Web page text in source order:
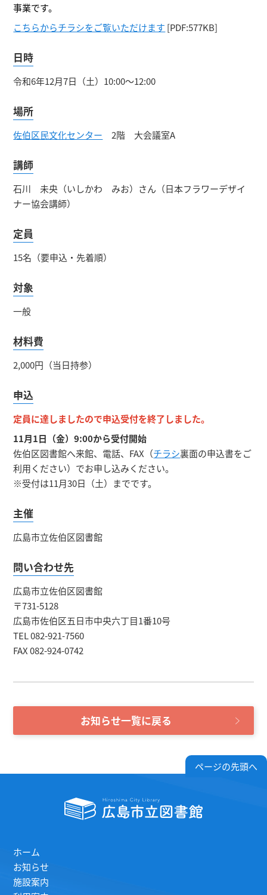
事業です。
こちらからチラシをご覧いただけます [PDF:577KB]
日時
令和6年12月7日（土）10:00～12:00
場所
佐伯区民文化センター 2階 大会議室A
講師
石川 未央（いしかわ みお）さん（日本フラワーデザイ
ナー協会講師）
定員
15名（要申込・先着順）
対象
一般
材料費
2,000円（当日持参）
申込
定員に達しましたので申込受付を終了しました。
11月1日（金）9:00から受付開始
佐伯区図書館へ来館、電話、FAX（チラシ裏面の申込書をご
利用ください）でお申し込みください。
※受付は11月30日（土）までです。
主催
広島市立佐伯区図書館
問い合わせ先
広島市立佐伯区図書館
〒731-5128
広島市佐伯区五日市中央六丁目1番10号
TEL 082-921-7560
FAX 082-924-0742
お知らせ一覧に戻る
ページの先頭へ
ホーム
お知らせ
施設案内